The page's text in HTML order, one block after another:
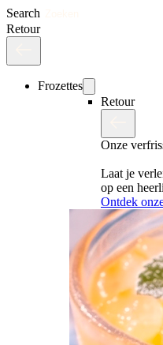
Search
Retour
Frozettes
Retour
Onze
Laat je
op een
Ontdek